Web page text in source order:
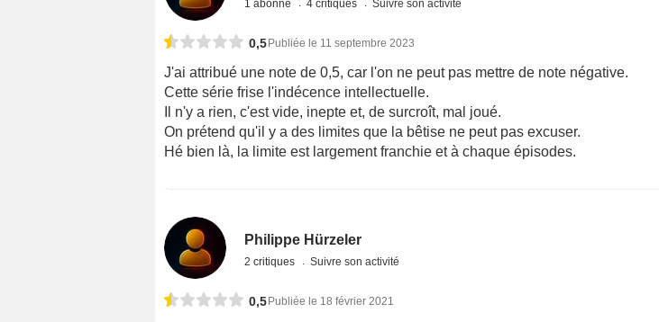
1 abonné 4 critiques Suivre son activité
0,5 Publiée le 11 septembre 2023
J'ai attribué une note de 0,5, car l'on ne peut pas mettre de note négative.
Cette série frise l'indécence intellectuelle.
Il n'y a rien, c'est vide, inepte et, de surcroît, mal joué.
On prétend qu'il y a des limites que la bêtise ne peut pas excuser.
Hé bien là, la limite est largement franchie et à chaque épisodes.
Philippe Hürzeler
2 critiques Suivre son activité
0,5 Publiée le 18 février 2021